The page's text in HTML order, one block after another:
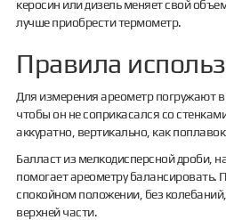
керосин или дизель меняет свой
лучше приобрести термометр.
Правила
Для измерения ареометр погружают в
чтобы он не соприкасался со
аккуратно, вертикально, как
Балласт из мелкодисперсной дроби,
помогает ареометру балансировать.
спокойном положении, без
верхней части.